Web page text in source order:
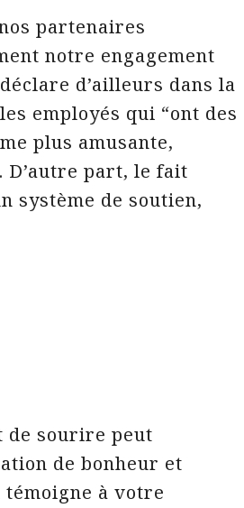
partenaires
notre engagement
déclare d’ailleurs dans la
employés qui “ont des
plus amusante,
D’autre part, le fait
système de soutien,
de sourire peut
de bonheur et
témoigne à votre